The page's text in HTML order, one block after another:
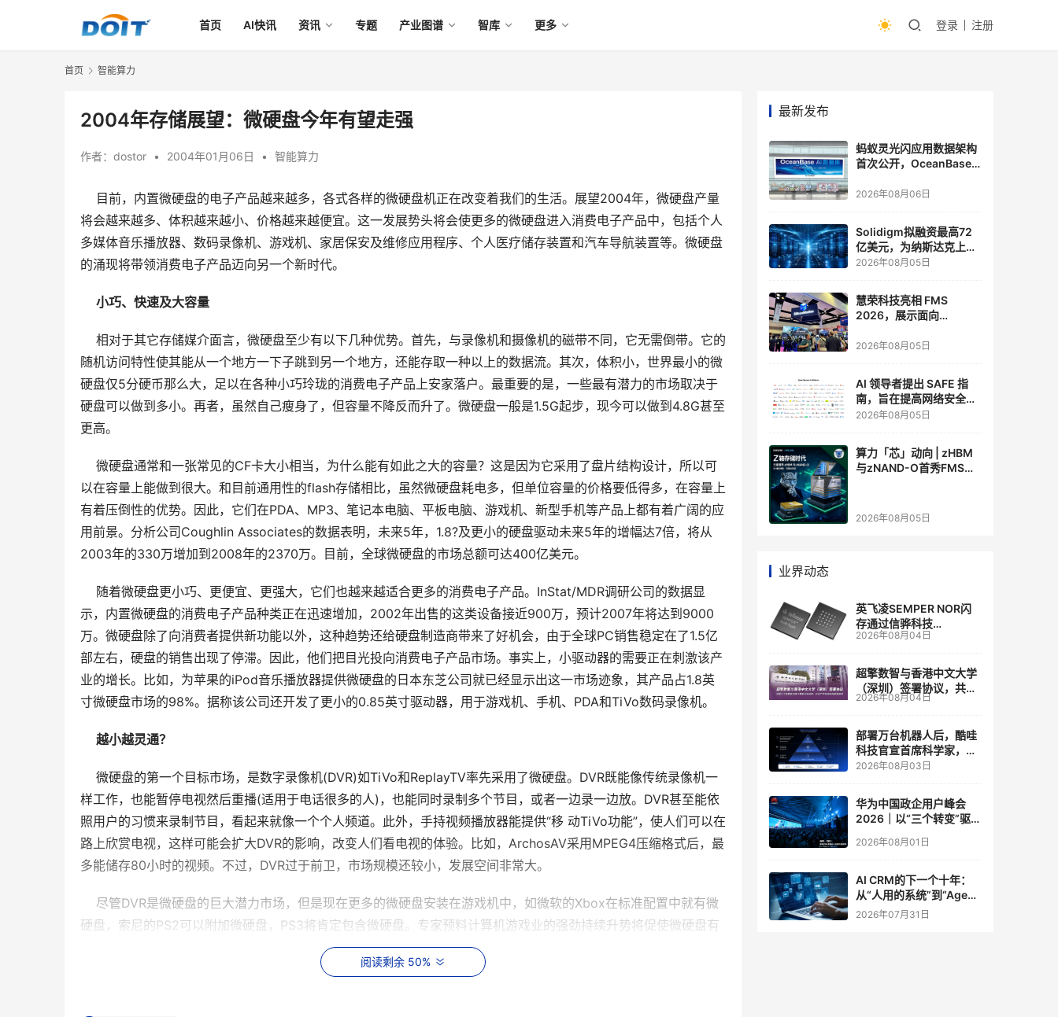
首页 AI快讯 资讯 专题 产业图谱 智库 更多 登录 注册
首页 智能算力
2004年存储展望：微硬盘今年有望走强
作者： dostor • 2004年01月06日 • 智能算力
目前，内置微硬盘的电子产品越来越多，各式各样的微硬盘机正在改变着我们的生活。展望2004年，微硬盘产量
将会越来越多、体积越来越小、价格越来越便宜。这一发展势头将会使更多的微硬盘进入消费电子产品中，包括个人
多媒体音乐播放器、数码录像机、游戏机、家居保安及维修应用程序、个人医疗储存装置和汽车导航装置等。微硬盘
的涌现将带领消费电子产品迈向另一个新时代。
小巧、快速及大容量
相对于其它存储媒介面言，微硬盘至少有以下几种优势。首先，与录像机和摄像机的磁带不同，它无需倒带。它的
随机访问特性使其能从一个地方一下子跳到另一个地方，还能存取一种以上的数据流。其次，体积小，世界最小的微
硬盘仅5分硬币那么大，足以在各种小巧玲珑的消费电子产品上安家落户。最重要的是，一些最有潜力的市场取决于
硬盘可以做到多小。再者，虽然自己瘦身了，但容量不降反而升了。微硬盘一般是1.5G起步，现今可以做到4.8G甚至
更高。
微硬盘通常和一张常见的CF卡大小相当，为什么能有如此之大的容量？这是因为它采用了盘片结构设计，所以可
以在容量上能做到很大。和目前通用性的flash存储相比，虽然微硬盘耗电多，但单位容量的价格要低得多，在容量上
有着压倒性的优势。因此，它们在PDA、MP3、笔记本电脑、平板电脑、游戏机、新型手机等产品上都有着广阔的应
用前景。分析公司Coughlin Associates的数据表明，未来5年，1.8?及更小的硬盘驱动未来5年的增幅达7倍，将从
2003年的330万增加到2008年的2370万。目前，全球微硬盘的市场总额可达400亿美元。
随着微硬盘更小巧、更便宜、更强大，它们也越来越适合更多的消费电子产品。InStat/MDR调研公司的数据显
示，内置微硬盘的消费电子产品种类正在迅速增加，2002年出售的这类设备接近900万，预计2007年将达到9000
万。微硬盘除了向消费者提供新功能以外，这种趋势还给硬盘制造商带来了好机会，由于全球PC销售稳定在了1.5亿
部左右，硬盘的销售出现了停滞。因此，他们把目光投向消费电子产品市场。事实上，小驱动器的需要正在刺激该产
业的增长。比如，为苹果的iPod音乐播放器提供微硬盘的日本东芝公司就已经显示出这一市场迹象，其产品占1.8英
寸微硬盘市场的98%。据称该公司还开发了更小的0.85英寸驱动器，用于游戏机、手机、PDA和TiVo数码录像机。
越小越灵通？
微硬盘的第一个目标市场，是数字录像机(DVR)如TiVo和ReplayTV率先采用了微硬盘。DVR既能像传统录像机一
样工作，也能暂停电视然后重播(适用于电话很多的人)，也能同时录制多个节目，或者一边录一边放。DVR甚至能依
照用户的习惯来录制节目，看起来就像一个个人频道。此外，手持视频播放器能提供“移 动TiVo功能”，使人们可以在
路上欣赏电视，这样可能会扩大DVR的影响，改变人们看电视的体验。比如，ArchosAV采用MPEG4压缩格式后，最
多能储存80小时的视频。不过，DVR过于前卫，市场规模还较小，发展空间非常大。
尽管DVR是微硬盘的巨大潜力市场，但是现在更多的微硬盘安装在游戏机中，如微软的Xbox在标准配置中就有微
硬盘，索尼的PS2可以附加微硬盘，PS3将肯定包含微硬盘。专家预料计算机游戏业的强劲持续升势将促使微硬盘有
阅读剩余 50%
最新发布
蚂蚁灵光闪应用数据架构
首次公开，OceanBase
2026年08月06日
Solidigm拟融资最高72
亿美元，为纳斯达克上市
做准备
2026年08月05日
慧荣科技亮相 FMS
2026，展示面向
存储方案
2026年08月05日
AI 领导者提出 SAFE 指
南，旨在提高网络安全透
明度
2026年08月05日
算力「芯」动向 | zHBM
与zNAND-O首秀FMS
个维度，z轴算盘的魅力
2026年08月05日
业界动态
英飞凌SEMPER NOR闪
存通过信骅科技
AST2700 BMC认证，全
管理
2026年08月04日
超擎数智与香港中文大学
（深圳）签署协议，共建
人工智能和边缘计算联合
2026年08月04日
部署万台机器人后，酷哇
科技官宣首席科学家，要
让世界模型交付生产力
2026年08月03日
华为中国政企用户峰会
2026｜以“三个转变”驱动
2026年08月01日
AI CRM的下一个十年：
从“人用的系统”到“Agent
调用的底座”
2026年07月31日